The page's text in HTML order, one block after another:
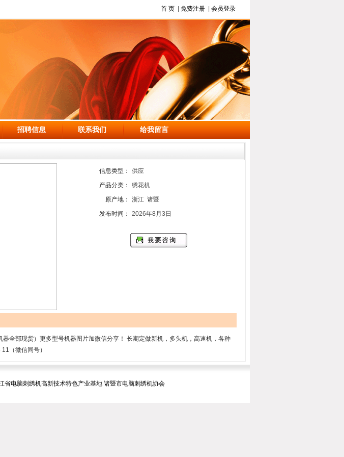
首 页| 免费注册| 会员登录
招聘信息 联系我们 给我留言
信息类型：
供应
产品分类：
绣花机
原产地：
浙江 诸暨
发布时间：
2026年8月3日
全部现货）更多型号机器图片加微信分享！ 长期定做新机，多头机，高速机，各种
（微信同号）
电脑刺绣机高新技术特色产业基地 诸暨市电脑刺绣机协会